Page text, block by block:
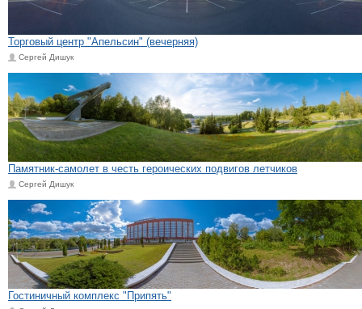
Торговый центр "Апельсин" (вечерняя)
Сергей Дишук
Памятник-самолет в честь героических подвигов летчиков
Сергей Дишук
Гостиничный комплекс "Припять"